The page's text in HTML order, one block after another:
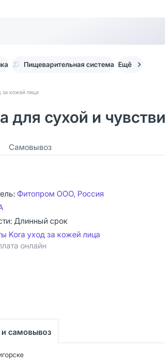
Пищеварительная система Ещё
за кожей лица
сухой и
Самовывоз
Фитопром ООО, Россия
Длинный срок
Kora уход за кожей лица
онлайн
самовывоз